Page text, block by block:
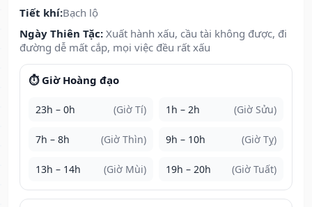
Tiết khí:Bạch lộ
Ngày Thiên Tặc: Xuất hành xấu, cầu tài không được, đi
đường dễ mất cắp, mọi việc đều rất xấu
⏱️ Giờ Hoàng đạo
23h – 0h (Giờ Tí) 1h – 2h (Giờ Sửu)
7h – 8h (Giờ Thìn) 9h – 10h (Giờ Tỵ)
13h – 14h (Giờ Mùi) 19h – 20h (Giờ Tuất)